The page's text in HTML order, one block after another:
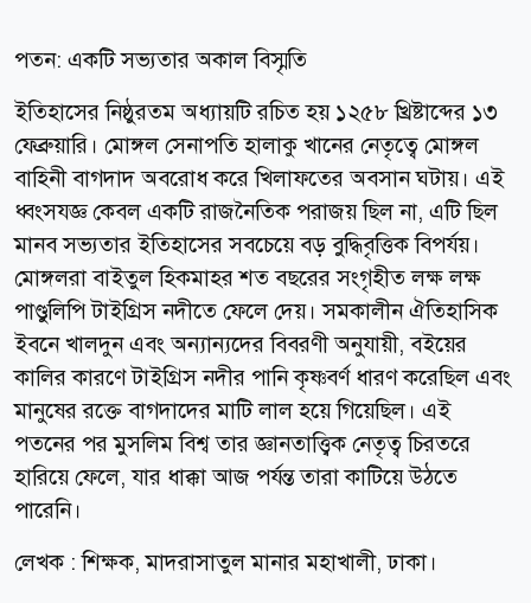
পতন: একটি সভ্যতার অকাল বিস্মৃতি
ইতিহাসের নিষ্ঠুরতম অধ্যায়টি রচিত হয় ১২৫৮ খ্রিষ্টাব্দের ১৩
ফেব্রুয়ারি। মোঙ্গল সেনাপতি হালাকু খানের নেতৃত্বে মোঙ্গল
বাহিনী বাগদাদ অবরোধ করে খিলাফতের অবসান ঘটায়। এই
ধ্বংসযজ্ঞ কেবল একটি রাজনৈতিক পরাজয় ছিল না, এটি ছিল
মানব সভ্যতার ইতিহাসের সবচেয়ে বড় বুদ্ধিবৃত্তিক বিপর্যয়।
মোঙ্গলরা বাইতুল হিকমাহর শত বছরের সংগৃহীত লক্ষ লক্ষ
পাণ্ডুলিপি টাইগ্রিস নদীতে ফেলে দেয়। সমকালীন ঐতিহাসিক
ইবনে খালদুন এবং অন্যান্যদের বিবরণী অনুযায়ী, বইয়ের
কালির কারণে টাইগ্রিস নদীর পানি কৃষ্ণবর্ণ ধারণ করেছিল এবং
মানুষের রক্তে বাগদাদের মাটি লাল হয়ে গিয়েছিল। এই
পতনের পর মুসলিম বিশ্ব তার জ্ঞানতাত্ত্বিক নেতৃত্ব চিরতরে
হারিয়ে ফেলে, যার ধাক্কা আজ পর্যন্ত তারা কাটিয়ে উঠতে
পারেনি।
লেখক : শিক্ষক, মাদরাসাতুল মানার মহাখালী, ঢাকা।